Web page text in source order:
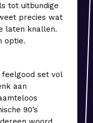
tot uitbundige
precies wat
laten knallen.
optie.
feelgood set vol
aan
90’s